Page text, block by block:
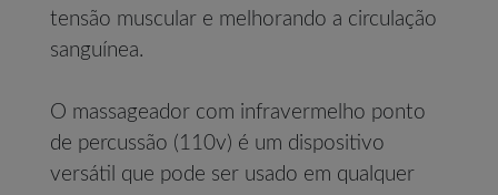
tensão muscular e melhorando a circulação
sanguínea.
O massageador com infravermelho ponto
de percussão (110v) é um dispositivo
versátil que pode ser usado em qualquer